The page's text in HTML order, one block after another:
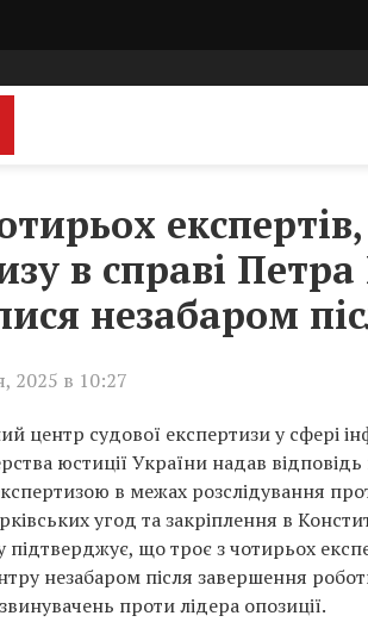
в справі
незабаром
2025 в 10:27
центр судової експертизи у сфері
юстиції України надав
в межах розслідування
угод та закріплення в
що троє з чотирьох
незабаром після завершення
проти лідера опозиції.